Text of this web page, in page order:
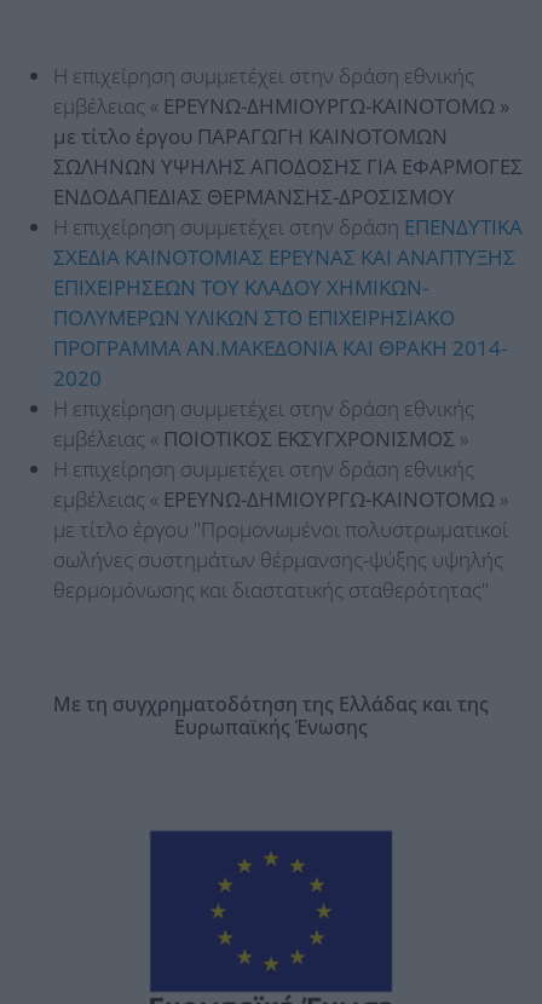
Η επιχείρηση συμμετέχει στην δράση εθνικής
εμβέλειας « ΕΡΕΥΝΩ-ΔΗΜΙΟΥΡΓΩ-ΚΑΙΝΟΤΟΜΩ »
με τίτλο έργου ΠΑΡΑΓΩΓΗ ΚΑΙΝΟΤΟΜΩΝ
ΣΩΛΗΝΩΝ ΥΨΗΛΗΣ ΑΠΟΔΟΣΗΣ ΓΙΑ ΕΦΑΡΜΟΓΕΣ
ΕΝΔΟΔΑΠΕΔΙΑΣ ΘΕΡΜΑΝΣΗΣ-ΔΡΟΣΙΣΜΟΥ
Η επιχείρηση συμμετέχει στην δράση ΕΠΕΝΔΥΤΙΚΑ
ΣΧΕΔΙΑ ΚΑΙΝΟΤΟΜΙΑΣ ΕΡΕΥΝΑΣ ΚΑΙ ΑΝΑΠΤΥΞΗΣ
ΕΠΙΧΕΙΡΗΣΕΩΝ ΤΟΥ ΚΛΑΔΟΥ ΧΗΜΙΚΩΝ-
ΠΟΛΥΜΕΡΩΝ ΥΛΙΚΩΝ ΣΤΟ ΕΠΙΧΕΙΡΗΣΙΑΚΟ
ΠΡΟΓΡΑΜΜΑ ΑΝ.ΜΑΚΕΔΟΝΙΑ ΚΑΙ ΘΡΑΚΗ 2014-
2020
Η επιχείρηση συμμετέχει στην δράση εθνικής
εμβέλειας « ΠΟΙΟΤΙΚΟΣ ΕΚΣΥΓΧΡΟΝΙΣΜΟΣ »
Η επιχείρηση συμμετέχει στην δράση εθνικής
εμβέλειας « ΕΡΕΥΝΩ-ΔΗΜΙΟΥΡΓΩ-ΚΑΙΝΟΤΟΜΩ »
με τίτλο έργου "Προμονωμένοι πολυστρωματικοί
σωλήνες συστημάτων θέρμανσης-ψύξης υψηλής
θερμομόνωσης και διαστατικής σταθερότητας"
Με τη συγχρηματοδότηση της Ελλάδας και της
Ευρωπαϊκής Ένωσης